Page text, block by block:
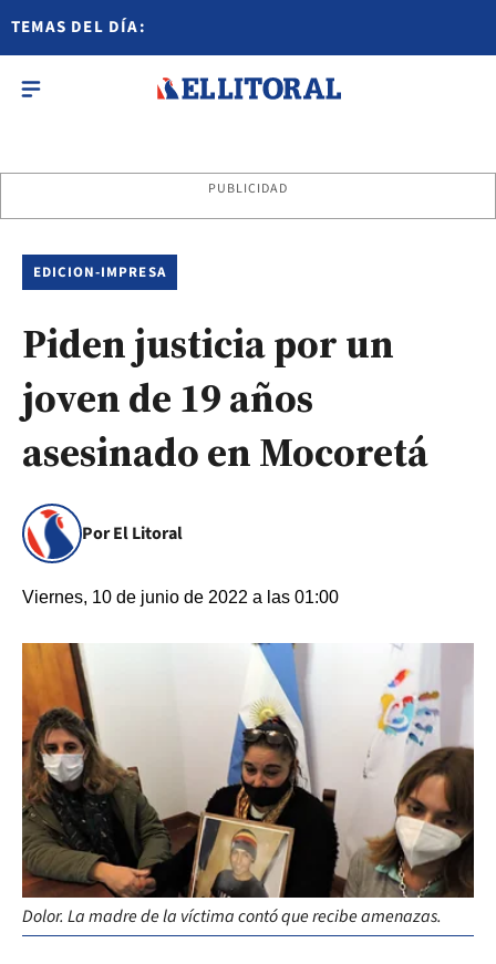
TEMAS DEL DÍA:
PUBLICIDAD
EDICION-IMPRESA
Piden justicia por un
joven de 19 años
asesinado en Mocoretá
Por El Litoral
Viernes, 10 de junio de 2022 a las 01:00
Dolor. La madre de la víctima contó que recibe amenazas.